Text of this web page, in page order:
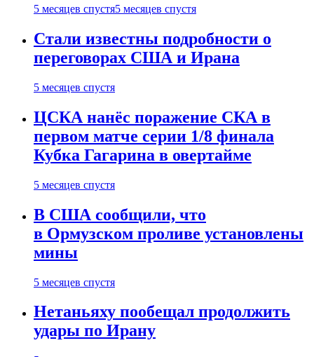
5 месяцев спустя5 месяцев спустя
Стали известны подробности о
переговорах США и Ирана
5 месяцев спустя
ЦСКА нанёс поражение СКА в
первом матче серии 1/8 финала
Кубка Гагарина в овертайме
5 месяцев спустя
В США сообщили, что
в Ормузском проливе установлены
мины
5 месяцев спустя
Нетаньяху пообещал продолжить
удары по Ирану